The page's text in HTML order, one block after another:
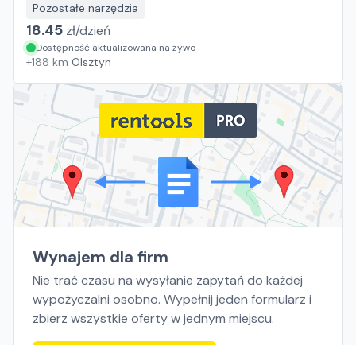
Pozostałe narzędzia
18.45 zł/dzień
Dostępność aktualizowana na żywo
+188 km Olsztyn
Wynajem dla firm
Nie trać czasu na wysyłanie zapytań do każdej
wypożyczalni osobno. Wypełnij jeden formularz i
zbierz wszystkie oferty w jednym miejscu.